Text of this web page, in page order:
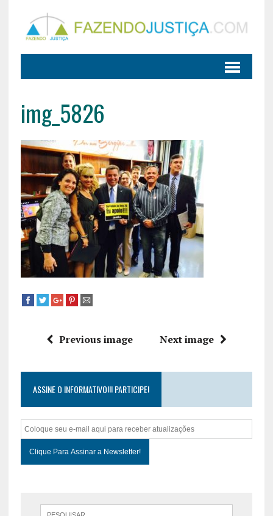
img_5826
Previous image Next image
ASSINE O INFORMATIVO!!! PARTICIPE!